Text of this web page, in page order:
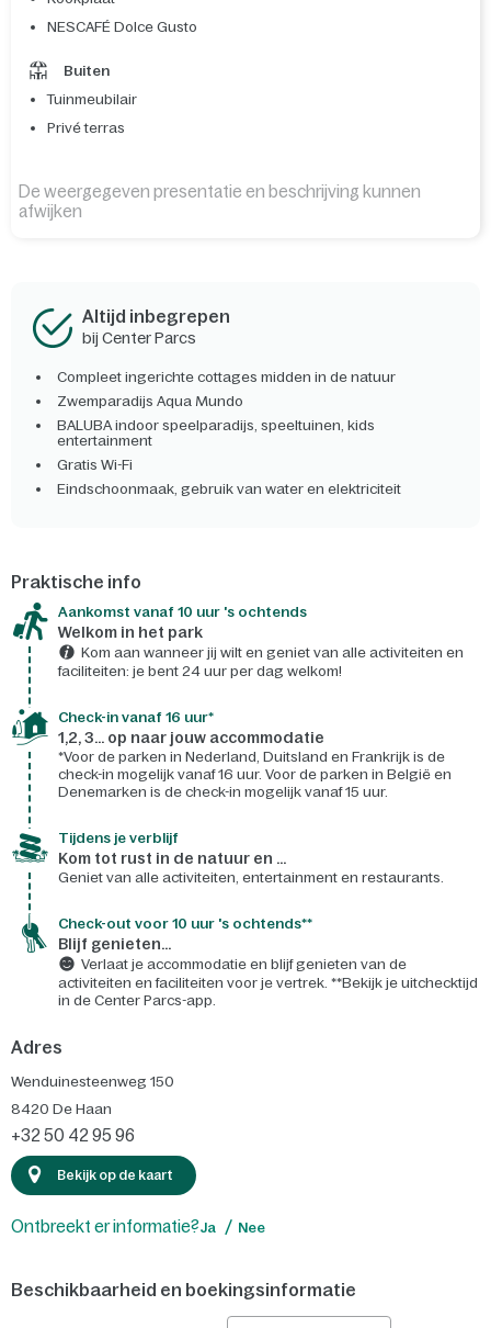
NESCAFÉ Dolce Gusto
Buiten
Tuinmeubilair
Privé terras
De weergegeven presentatie en beschrijving kunnen
afwijken
Altijd inbegrepen
bij Center Parcs
Compleet ingerichte cottages midden in de natuur
Zwemparadijs Aqua Mundo
BALUBA indoor speelparadijs, speeltuinen, kids
entertainment
Gratis Wi-Fi
Eindschoonmaak, gebruik van water en elektriciteit
Praktische info
Aankomst vanaf 10 uur 's ochtends
Welkom in het park
Kom aan wanneer jij wilt en geniet van alle activiteiten en
faciliteiten: je bent 24 uur per dag welkom!
Check-in vanaf 16 uur*
1,2, 3... op naar jouw accommodatie
*Voor de parken in Nederland, Duitsland en Frankrijk is de
check-in mogelijk vanaf 16 uur. Voor de parken in België en
Denemarken is de check-in mogelijk vanaf 15 uur.
Tijdens je verblijf
Kom tot rust in de natuur en ...
Geniet van alle activiteiten, entertainment en restaurants.
Check-out voor 10 uur 's ochtends**
Blijf genieten...
Verlaat je accommodatie en blijf genieten van de
activiteiten en faciliteiten voor je vertrek. **Bekijk je uitchecktijd
in de Center Parcs-app.
Adres
Wenduinesteenweg 150
8420 De Haan
+32 50 42 95 96
Bekijk op de kaart
Ontbreekt er informatie?Ja Nee
Beschikbaarheid en boekingsinformatie